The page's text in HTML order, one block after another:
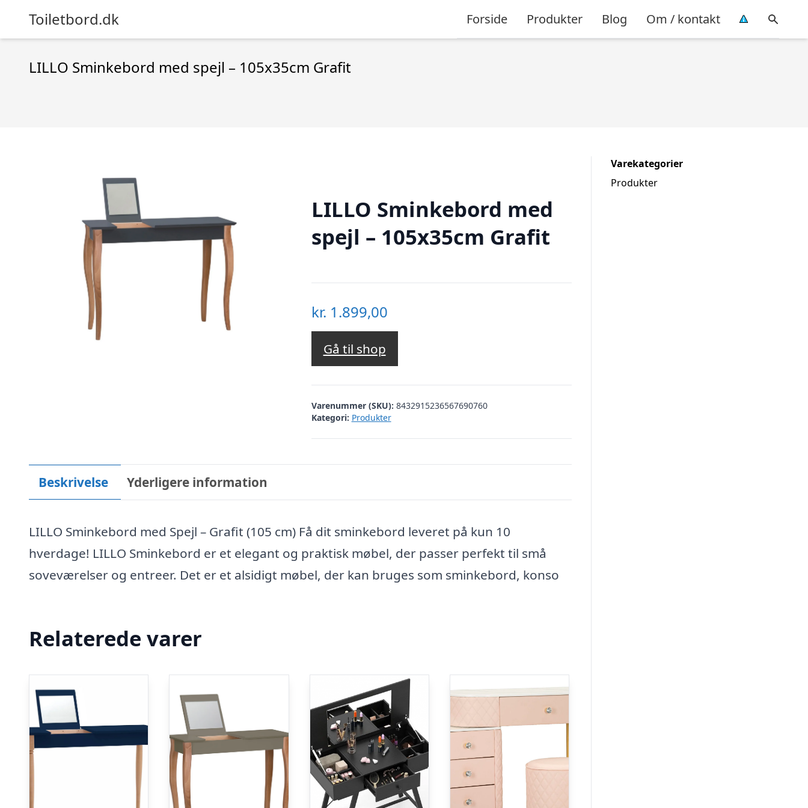
Toiletbord.dk Forside Produkter Blog Om / kontakt
LILLO Sminkebord med spejl – 105x35cm Grafit
LILLO Sminkebord med
spejl – 105x35cm Grafit
kr. 1.899,00
Gå til shop
Varenummer (SKU): 8432915236567690760
Kategori: Produkter
Beskrivelse Yderligere information
LILLO Sminkebord med Spejl – Grafit (105 cm) Få dit sminkebord leveret på kun 10
hverdage! LILLO Sminkebord er et elegant og praktisk møbel, der passer perfekt til små
soveværelser og entreer. Det er et alsidigt møbel, der kan bruges som sminkebord, konso
Relaterede varer
Varekategorier
Produkter